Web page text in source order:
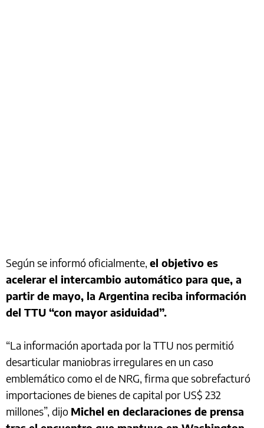
Según se informó oficialmente, el objetivo es
acelerar el intercambio automático para que, a
partir de mayo, la Argentina reciba información
del TTU “con mayor asiduidad”.
“La información aportada por la TTU nos permitió
desarticular maniobras irregulares en un caso
emblemático como el de NRG, firma que sobrefacturó
importaciones de bienes de capital por US$ 232
millones”, dijo Michel en declaraciones de prensa